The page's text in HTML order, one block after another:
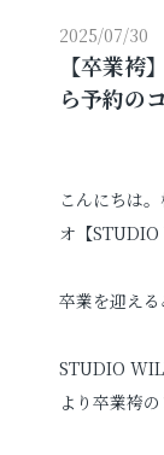
ウェディン
男性袴レンタル
証明写真
2025/07/30
【卒業袴
ら予約の
こんにちは
オ【STUDIO
卒業を迎える
STUDIO
より卒業袴